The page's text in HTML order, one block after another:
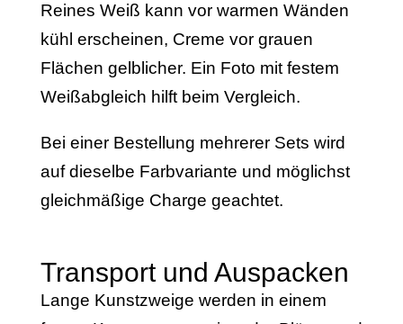
Reines Weiß kann vor warmen Wänden
kühl erscheinen, Creme vor grauen
Flächen gelblicher. Ein Foto mit festem
Weißabgleich hilft beim Vergleich.
Bei einer Bestellung mehrerer Sets wird
auf dieselbe Farbvariante und möglichst
gleichmäßige Charge geachtet.
Transport und Auspacken
Lange Kunstzweige werden in einem